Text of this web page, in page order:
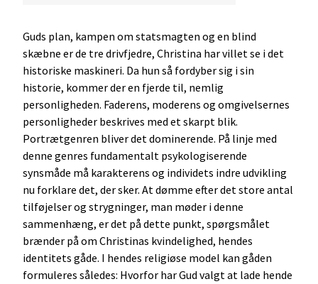
Guds plan, kampen om statsmagten og en blind
skæbne er de tre drivfjedre, Christina har villet se i det
historiske maskineri. Da hun så fordyber sig i sin
historie, kommer der en fjerde til, nemlig
personligheden. Faderens, moderens og omgivelsernes
personligheder beskrives med et skarpt blik.
Portrætgenren bliver det dominerende. På linje med
denne genres fundamentalt psykologiserende
synsmåde må karakterens og individets indre udvikling
nu forklare det, der sker. At dømme efter det store antal
tilføjelser og strygninger, man møder i denne
sammenhæng, er det på dette punkt, spørgsmålet
brænder på om Christinas kvindelighed, hendes
identitets gåde. I hendes religiøse model kan gåden
formuleres således: Hvorfor har Gud valgt at lade hende